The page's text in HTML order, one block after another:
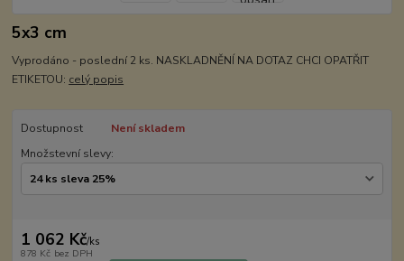
5x3 cm
Vyprodáno - poslední 2 ks. NASKLADNĚNÍ NA DOTAZ CHCI OPATŘIT
ETIKETOU: celý popis
Dostupnost
Není skladem
Množstevní slevy:
1 062 Kč/ks
878 Kč bez DPH